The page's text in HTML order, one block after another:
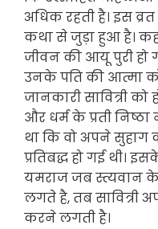
अधिक रहती है। इस
कथा से जुड़ा हुआ है।
जीवन की आयू पुरी हो
उनके पति की आत्मा
जानकारी सावित्री को
और धर्म के प्रती
था कि वो अपने
प्रतिबद्ध हो गई थी।
यमराज जब स्त्यवान
लगते है, तब सावित्री
करने लगती है।